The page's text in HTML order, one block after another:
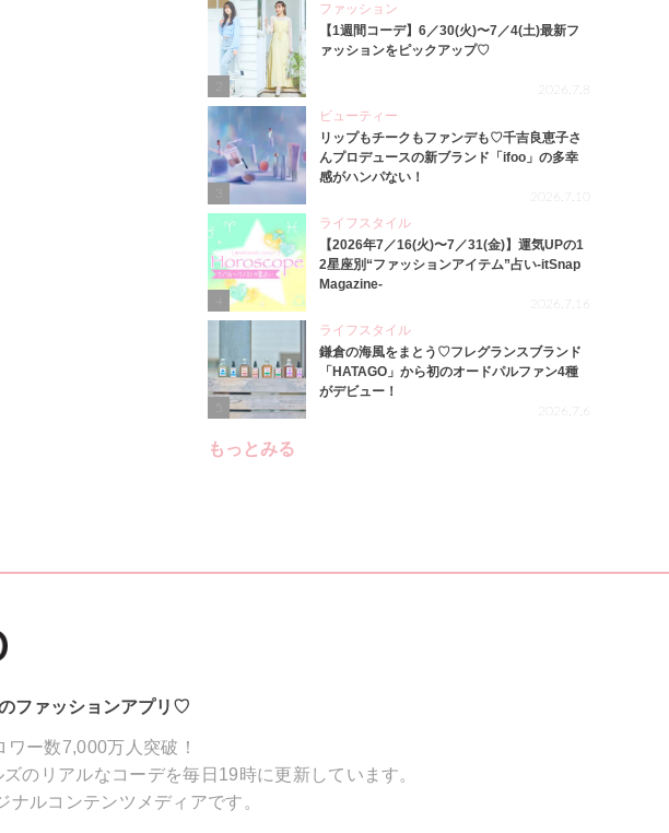
ファッション
【1週間コーデ】6／30(火)〜7／4(土)最新フ
ァッションをピックアップ♡
2026.7.8
3
ビューティー
リップもチークもファンデも♡千吉良恵子さ
んプロデュースの新ブランド「ifoo」の多幸
感がハンパない！
2026.7.10
4
ライフスタイル
【2026年7／16(火)〜7／31(金)】運気UPの1
2星座別“ファッションアイテム”占い-itSnap
Magazine-
2026.7.16
ライフスタイル
鎌倉の海風をまとう♡フレグランスブランド
「HATAGO」から初のオードパルファン4種
がデビュー！
2026.7.6
もっとみる
ファッションアプリ♡
ー数7,000万人突破！
のリアルなコーデを毎日19時に更新しています。
ナルコンテンツメディアです。